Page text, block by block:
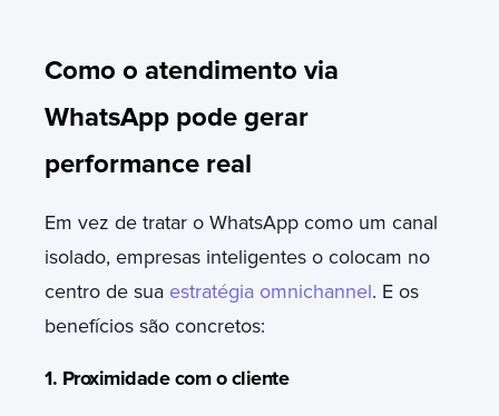
Como o atendimento via
WhatsApp pode gerar
performance real
Em vez de tratar o WhatsApp como um canal
isolado, empresas inteligentes o colocam no
centro de sua estratégia omnichannel. E os
benefícios são concretos:
1. Proximidade com o cliente